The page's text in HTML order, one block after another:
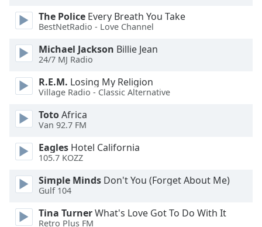
dialog
Escape
cancel
and
window.
Text
The Police Every Breath You Take
BestNetRadio - Love Channel
Michael Jackson Billie Jean
24/7 MJ Radio
R.E.M. Losing My Religion
Village Radio - Classic Alternative
TotoAfrica
Van 92.7 FM
Eagles Hotel California
105.7 KOZZ
Simple Minds Don't You (Forget About Me)
Gulf 104
Tina TurnerWhat's Love Got To Do With It
Retro Plus FM